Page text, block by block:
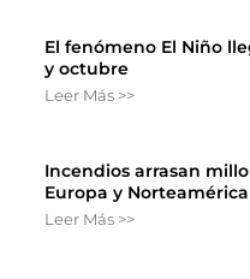
El fenómeno El Niño
y octubre
Leer Más >>
Incendios arrasan
Europa y Norteamérica
Leer Más >>